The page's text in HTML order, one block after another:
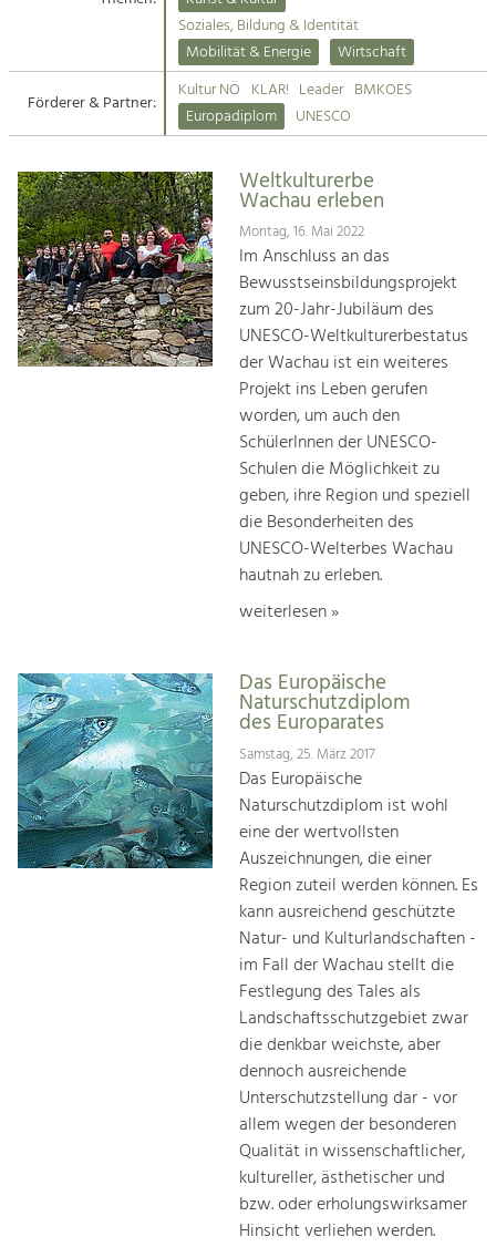
Suche
Impressum
Kontakt
Angebotsentwicklung und
Handwerk, Wissenschaft und Forschung.
Soziales, Bildung &
Identität
Gleichberechtigung, Jugend und
Integration
Mobilität & Energie
Klimawandel, öffentlicher Verkehr und
Steigerung regionaler Wertschöpfung
Soziales, Bildung & Identität
Mobilität & Energie
Wirtschaft
Förderer & Partner:
Kultur NÖ KLAR! Leader BMKOES
Europadiplom
UNESCO
Weltkulturerbe
Wachau erleben
Montag, 16. Mai 2022
Im Anschluss an das
Bewusstseinsbildungsprojekt
zum 20-Jahr-Jubiläum des
UNESCO-Weltkulturerbestatus
der Wachau ist ein weiteres
Projekt ins Leben gerufen
worden, um auch den
SchülerInnen der UNESCO-
Schulen die Möglichkeit zu
geben, ihre Region und speziell
die Besonderheiten des
UNESCO-Welterbes Wachau
hautnah zu erleben.
weiterlesen »
Das Europäische
Naturschutzdiplom
des Europarates
Samstag, 25. März 2017
Das Europäische
Naturschutzdiplom ist wohl
eine der wertvollsten
Auszeichnungen, die einer
Region zuteil werden können. Es
kann ausreichend geschützte
Natur- und Kulturlandschaften -
im Fall der Wachau stellt die
Festlegung des Tales als
Landschaftsschutzgebiet zwar
die denkbar weichste, aber
dennoch ausreichende
Unterschutzstellung dar - vor
allem wegen der besonderen
Qualität in wissenschaftlicher,
kultureller, ästhetischer und
bzw. oder erholungswirksamer
Hinsicht verliehen werden.